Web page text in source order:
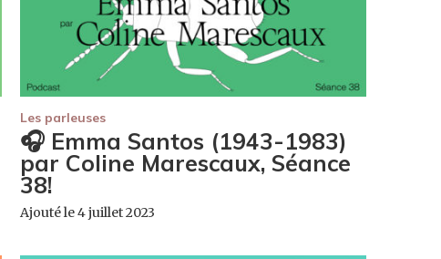
Les parleuses
🎧 Emma Santos (1943-1983)
par Coline Marescaux, Séance
38!
Ajouté le 4 juillet 2023